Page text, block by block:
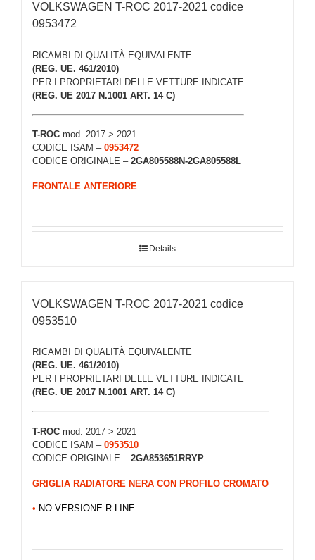
VOLKSWAGEN T-ROC 2017-2021 codice
0953472
RICAMBI DI QUALITÀ EQUIVALENTE
(REG. UE. 461/2010)
PER I PROPRIETARI DELLE VETTURE INDICATE
(REG. UE 2017 N.1001 ART. 14 C)
T-ROC mod. 2017 > 2021
CODICE ISAM – 0953472
CODICE ORIGINALE – 2GA805588N-2GA805588L
FRONTALE ANTERIORE
Details
VOLKSWAGEN T-ROC 2017-2021 codice
0953510
RICAMBI DI QUALITÀ EQUIVALENTE
(REG. UE. 461/2010)
PER I PROPRIETARI DELLE VETTURE INDICATE
(REG. UE 2017 N.1001 ART. 14 C)
T-ROC mod. 2017 > 2021
CODICE ISAM – 0953510
CODICE ORIGINALE – 2GA853651RRYP
GRIGLIA RADIATORE NERA CON PROFILO CROMATO
• NO VERSIONE R-LINE